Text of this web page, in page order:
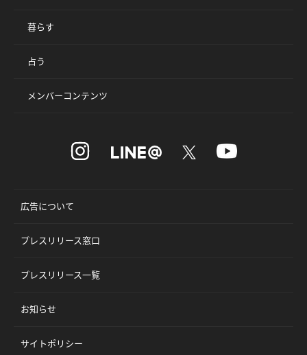
暮らす
占う
メンバーコンテンツ
広告について
プレスリリース窓口
プレスリリース一覧
お知らせ
サイトポリシー